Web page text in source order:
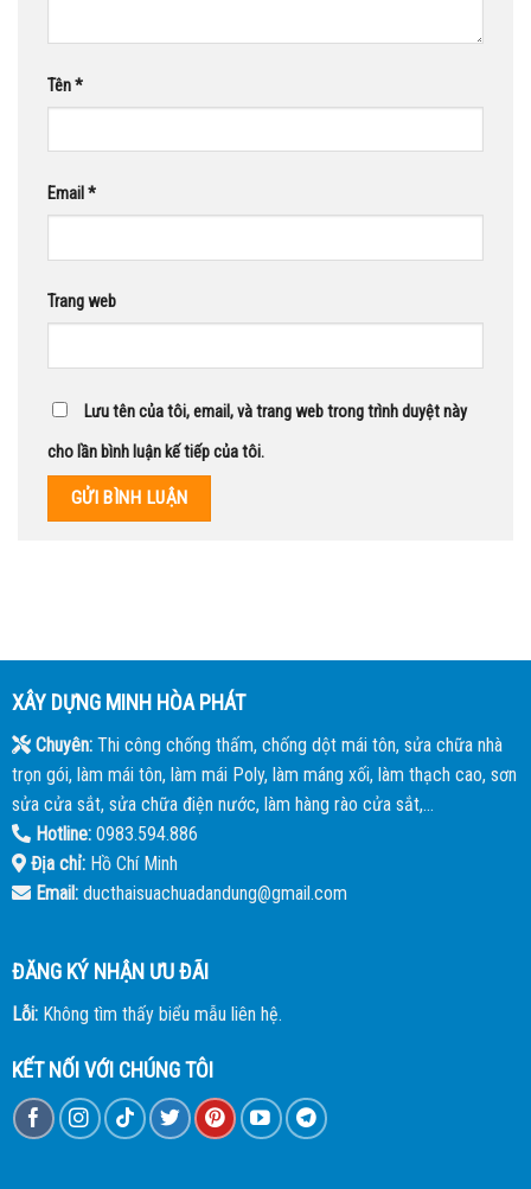
Tên*
Email *
Trang web
Lưu tên của tôi, email, và trang web trong trình duyệt này
cho lần bình luận kế tiếp của tôi.
XÂY DỰNG MINH HÒA PHÁT
Chuyên:Thi công chống thấm, chống dột mái tôn, sửa chữa nhà
trọn gói, làm mái tôn, làm mái Poly, làm máng xối, làm thạch cao, sơn
sửa cửa sắt, sửa chữa điện nước, làm hàng rào cửa sắt,...
Hotline:0983.594.886
Địa chỉ:Hồ Chí Minh
Email:ducthaisuachuadandung@gmail.com
ĐĂNG KÝ NHẬN ƯU ĐÃI
Lỗi:Không tìm thấy biểu mẫu liên hệ.
KẾT NỐI VỚI CHÚNG TÔI